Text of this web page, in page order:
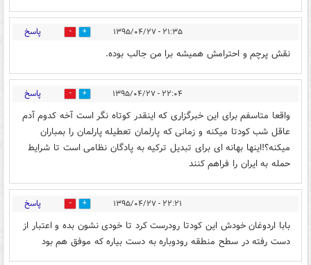
۲۱:۳۵ - ۱۳۹۵/۰۴/۲۷ 0 پاسخ
نقش پرچم و احترامش همیشه برا من جالب بوده.
۲۲:۰۴ - ۱۳۹۵/۰۴/۲۷ 0 پاسخ
واقعا متاسفم برای این خبرگزاری که اینقدر کوتاه نگر است آخه کدوم آدم
عاقل شب کودتا میکنه و زمانی که پارلمان تعطیله پارلمان را بمباران
میکنه؟!اینها بهانه ای برای تبدیل ترکیه به پادگان نظامی است تا شرایط
حمله به ایران را فراهم کنند
۲۲:۲۱ - ۱۳۹۵/۰۴/۲۷ 0 پاسخ
بابا اردوغان خودش این کودتا رودرست کرد تا خودی نشون بده و اعتبار از
دست رفته در سطح منطقه رودوباره به دست بیاره که موفق هم بود